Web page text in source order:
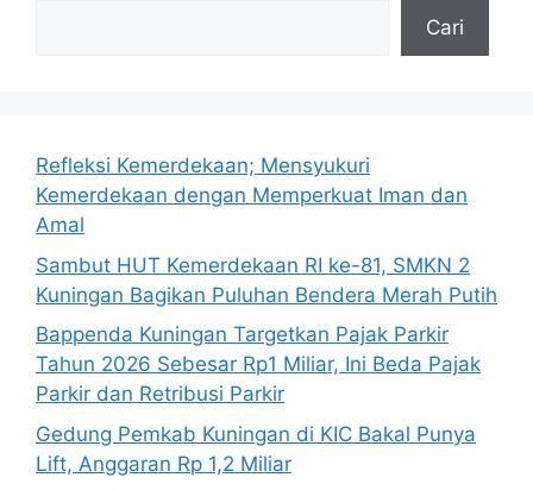
Cari
Refleksi Kemerdekaan; Mensyukuri
Kemerdekaan dengan Memperkuat Iman dan
Amal
Sambut HUT Kemerdekaan RI ke-81, SMKN 2
Kuningan Bagikan Puluhan Bendera Merah Putih
Bappenda Kuningan Targetkan Pajak Parkir
Tahun 2026 Sebesar Rp1 Miliar, Ini Beda Pajak
Parkir dan Retribusi Parkir
Gedung Pemkab Kuningan di KIC Bakal Punya
Lift, Anggaran Rp 1,2 Miliar